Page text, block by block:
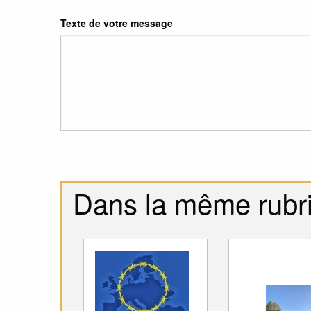
Texte de votre message
Dans la même